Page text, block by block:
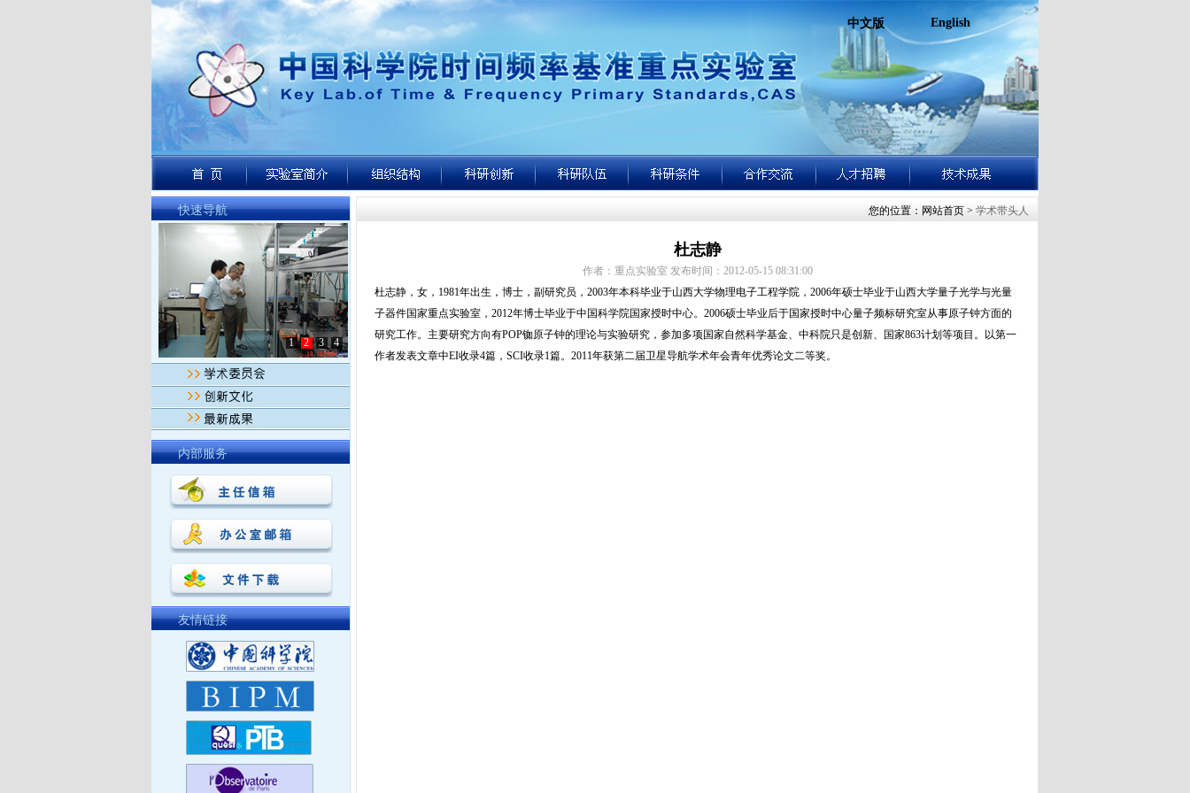
中文版 English
快速导航
1 2 3 4
内部服务
友情链接
您的位置：网站首页 > 学术带头人
杜志静
作者：重点实验室 发布时间：2012-05-15 08:31:00
杜志静，女， 1981年出生，博士，副研究员， 2003年本科毕业于山西大学物理电子工程学院， 2006年硕士毕业于山西大学量子光学与光量
子器件国家重点实验室， 2012年博士毕业于中国科学院国家授时中心。 2006硕士毕业后于国家授时中心量子频标研究室从事原子钟方面的
研究工作。主要研究方向有POP铷原子钟的理论与实验研究，参加多项国家自然科学基金、中科院只是创新、国家863计划等项目。以第一
作者发表文章中EI收录4篇， SCI收录1篇。 2011年获第二届卫星导航学术年会青年优秀论文二等奖。